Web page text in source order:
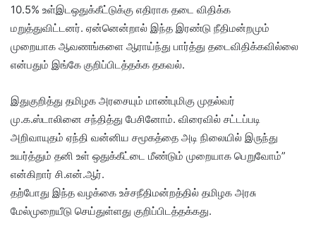
10.5% உள்இடஒதுக்கீட்டுக்கு எதிராக தடை விதிக்க
மறுத்துவிட்டனர். ஏன்னென்றால் இந்த இரண்டு நீதிமன்றமும்
முறையாக ஆவணங்களை ஆராய்ந்து பார்த்து தடைவிதிக்கவில்லை
என்பதும் இங்கே குறிப்பிடத்தக்க தகவல்.
இதுகுறித்து தமிழக அரசையும் மாண்புமிகு முதல்வர்
மு.க.ஸ்டாலினை சந்தித்து பேசினோம். விரைவில் சட்டப்படி
அறிவாயுதம் ஏந்தி வன்னிய சமூகத்தை அடி நிலையில் இருந்து
உயர்த்தும் தனி உள் ஒதுக்கீட்டை மீண்டும் முறையாக பெறுவோம்”
என்கிறார் சி.என்.ஆர்.
தற்போது இந்த வழக்கை உச்சநீதிமன்றத்தில் தமிழக அரசு
மேல்முறையீடு செய்துள்ளது குறிப்பிடத்தக்கது.